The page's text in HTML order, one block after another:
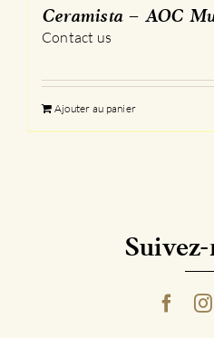
Ceramista – AOC
Contact us
Ajouter au panier